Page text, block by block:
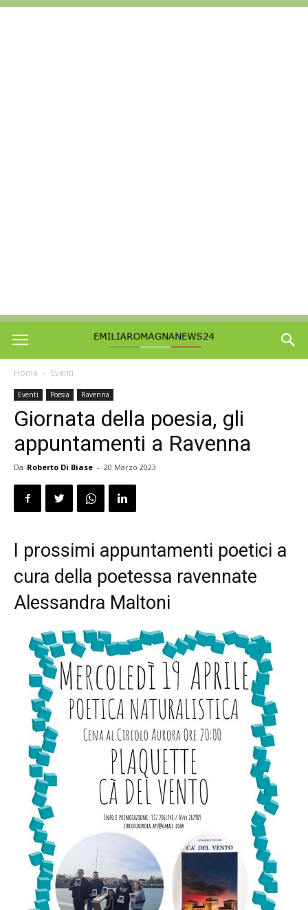
Home Eventi
Eventi Poesia Ravenna
Giornata della poesia, gli
appuntamenti a Ravenna
Da Roberto Di Biase - 20 Marzo 2023
I prossimi appuntamenti poetici a
cura della poetessa ravennate
Alessandra Maltoni